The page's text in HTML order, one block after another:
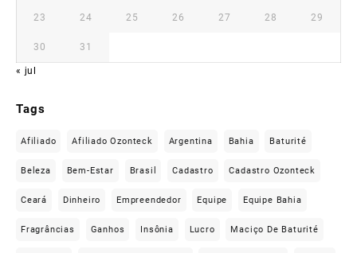
23 24 25 26 27 28 29
30 31
« jul
Tags
Afiliado Afiliado Ozonteck Argentina Bahia Baturité
Beleza Bem-Estar Brasil Cadastro Cadastro Ozonteck
Ceará Dinheiro Empreendedor Equipe Equipe Bahia
Fragrâncias Ganhos Insônia Lucro Maciço De Baturité